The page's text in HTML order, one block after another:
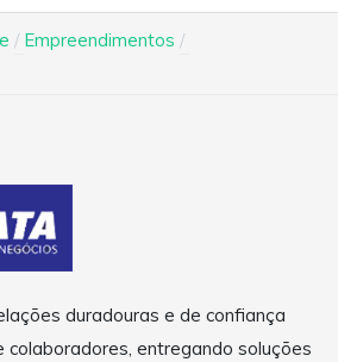
Empreendimentos
duradouras e de confiança
colaboradores, entregando soluções